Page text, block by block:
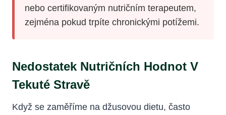
nebo certifikovaným nutričním terapeutem,
zejména pokud trpíte chronickými potížemi.
Nedostatek Nutričních Hodnot V
Tekuté Stravě
Když se zaměříme na džusovou dietu, často